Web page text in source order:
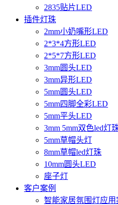
2835贴片LED
插件灯珠
2mm小奶嘴形LED
2*3*4方形LED
2*5*7方形LED
3mm圆头LED
3mm异形LED
5mm圆头LED
5mm四脚全彩LED
5mm平头LED
3mm 5mm双色led灯
5mm草帽头灯
8mm草帽led灯珠
10mm圆头LED
座子灯
客户案例
智能家居氛围灯应用